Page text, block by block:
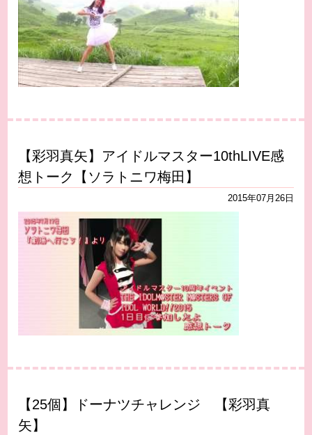
【彩羽真矢】アイドルマスター10thLIVE感
想トーク【ソラトニワ梅田】
2015年07月26日
【25個】ドーナツチャレンジ 【彩羽真
矢】